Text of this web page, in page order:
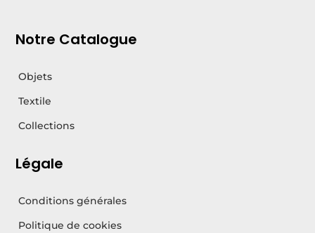
Notre Catalogue
Objets
Textile
Collections
Légale
Conditions générales
Politique de cookies